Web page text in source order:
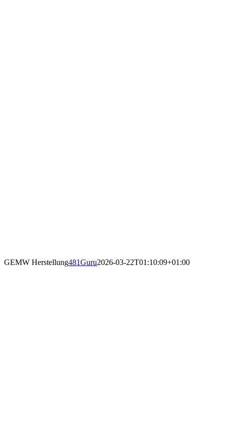
GEMW Herstellung481Guru2026-03-22T01:10:09+01:00